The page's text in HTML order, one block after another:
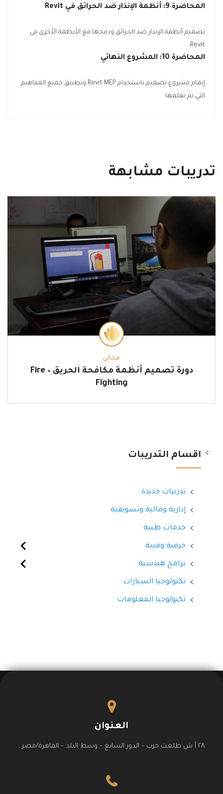
المحاضرة 9: أنظمة الإنذار ضد الحرائق في
تصميم أنظمة الإنذار ضد الحرائق ودمجها مع الأنظمة الأخرى في
Revit.
المحاضرة 10: المشروع النهائي
إتمام مشروع تصميم باستخدام Revit MEP وتطبيق جميع المفاهيم
التي تم تعلمها.
تدريبات مشابهة
مجاني
دورة تصميم أنظمة مكافحة الحريق – Fire
Fighting
اقسام التدريبات
تدريبات جديدة
إدارية ومالية وتسويقية
خدمات طبية
حرفية وفنية
برامج هندسية
تكنولوجيا السيارات
تكنولوجيا المعلومات
العنوان
٢٨ أ ش طلعت حرب – الدور السابع – وسط البلد – القاهرة/مصر .